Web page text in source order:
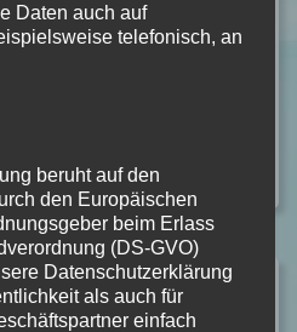
Vorheriger Beitrag
mich brauchst von Lin Dox [Dark
Daten auch auf
telefonisch, an
beruht auf den
den Europäischen
beim Erlass
(DS-GVO)
Datenschutzerklärung
als auch für
einfach